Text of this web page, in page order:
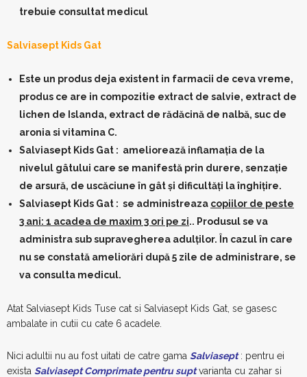
trebuie consultat medicul
Salviasept Kids Gat
Este un produs deja existent in farmacii de ceva vreme,
produs ce are in compozitie extract de salvie, extract de
lichen de Islanda, extract de rădăcină de nalbă, suc de
aronia si vitamina C.
Salviasept Kids Gat : ameliorează inflamația de la
nivelul gâtului care se manifestă prin durere, senzație
de arsură, de uscăciune în gât și dificultăți la înghițire.
Salviasept Kids Gat : se administreaza copiilor de peste
3 ani: 1 acadea de maxim 3 ori pe zi.. Produsul se va
administra sub supravegherea adulților. În cazul în care
nu se constată ameliorări după 5 zile de administrare, se
va consulta medicul.
Atat Salviasept Kids Tuse cat si Salviasept Kids Gat, se gasesc
ambalate in cutii cu cate 6 acadele.
Nici adultii nu au fost uitati de catre gama Salviasept: pentru ei
exista Salviasept Comprimate pentru suptvarianta cu zahar si